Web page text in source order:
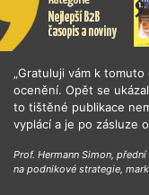
„Gratuluji vám k
ocenění. Opět se
to tištěné publikace
vyplácí a je po zásluze
Prof. Hermann Simon,
na podnikové strategie,